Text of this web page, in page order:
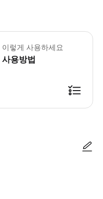
이렇게 사용하세요
사용방법